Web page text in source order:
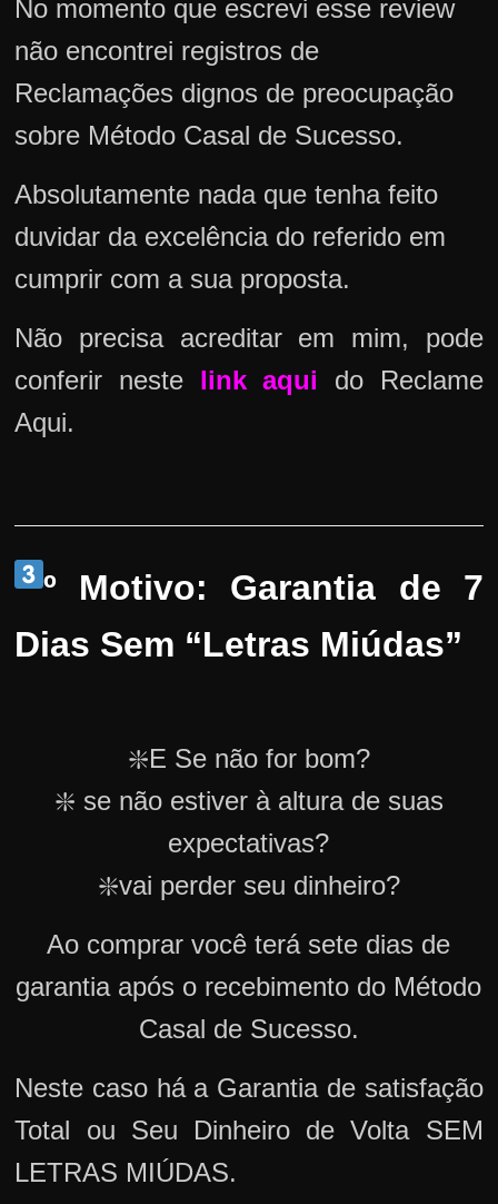
No momento que escrevi esse review
não encontrei registros de
Reclamações dignos de preocupação
sobre Método Casal de Sucesso.
Absolutamente nada que tenha feito
duvidar da excelência do referido em
cumprir com a sua proposta.
Não precisa acreditar em mim, pode
conferir neste link aqui
do Reclame
Aqui.
º Motivo: Garantia de 7
Dias Sem “Letras Miúdas”
❇️E Se não for bom?
❇️ se não estiver à altura de suas
expectativas?
❇️vai perder seu dinheiro?
Ao comprar você terá sete dias de
garantia após o recebimento do Método
Casal de Sucesso.
Neste caso há a Garantia de satisfação
Total ou Seu Dinheiro de Volta SEM
LETRAS MIÚDAS.